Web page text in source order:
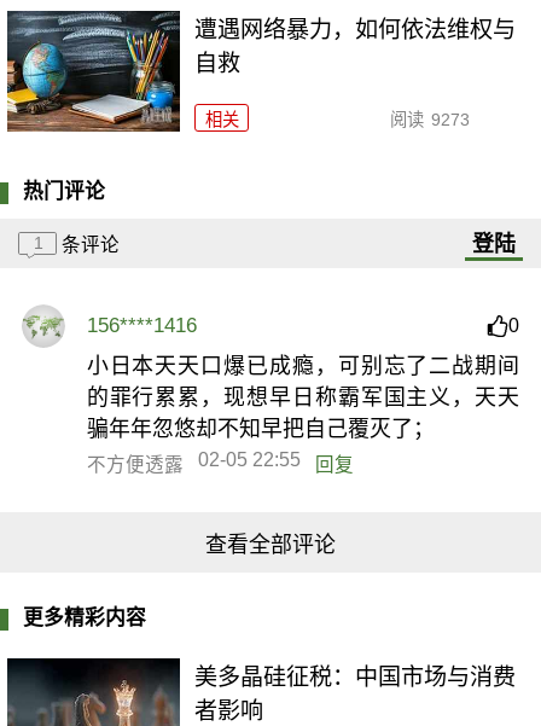
遭遇网络暴力，如何依法维权与
自救
相关 阅读 9273
热门评论
1 条评论 登陆
156****1416 0
小日本天天口爆已成瘾，可别忘了二战期间
的罪行累累，现想早日称霸军国主义，天天
骗年年忽悠却不知早把自己覆灭了；
不方便透露 02-05 22:55 回复
查看全部评论
更多精彩内容
美多晶硅征税：中国市场与消费
者影响